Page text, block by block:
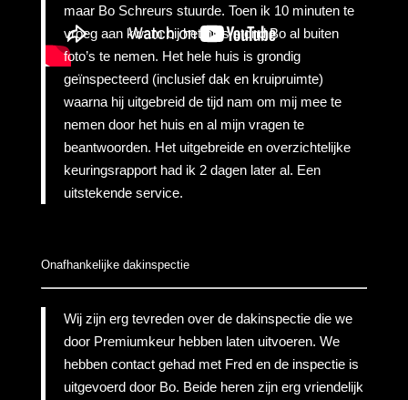
maar Bo Schreurs stuurde. Toen ik 10 minuten te
vroeg aan kwam bij het huis stond Bo al buiten
foto’s te nemen. Het hele huis is grondig
geïnspecteerd (inclusief dak en kruipruimte)
waarna hij uitgebreid de tijd nam om mij mee te
nemen door het huis en al mijn vragen te
beantwoorden. Het uitgebreide en overzichtelijke
keuringsrapport had ik 2 dagen later al. Een
uitstekende service.
Onafhankelijke dakinspectie
Wij zijn erg tevreden over de dakinspectie die we
door Premiumkeur hebben laten uitvoeren. We
hebben contact gehad met Fred en de inspectie is
uitgevoerd door Bo. Beide heren zijn erg vriendelijk